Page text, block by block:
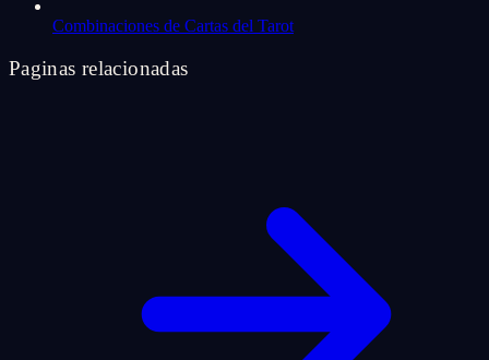
Combinaciones de Cartas del Tarot
Paginas relacionadas